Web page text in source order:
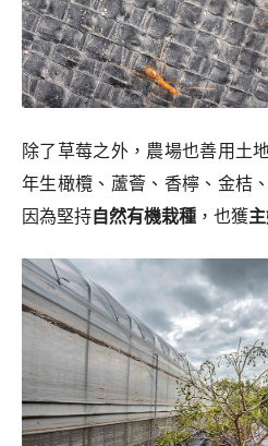
除了草莓之外，農場也善用土
年生橄欖、蘆薈、香檸、金桔
因為堅持自然有機栽種 ，也獲